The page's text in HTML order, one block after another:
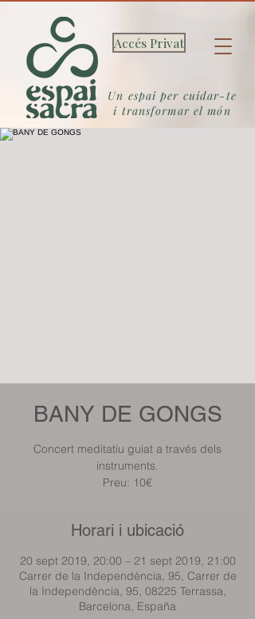
Accés Privat
Un espai per cuidar-te
i transformar el món
BANY DE GONGS
Concert meditatiu guiat a través dels
instruments.
Preu: 10€
Horari i ubicació
20 sept 2019, 20:00 – 21 sept 2019, 21:00
Carrer de la Independència, 95, Carrer de
la Independència, 95, 08225 Terrassa,
Barcelona, España